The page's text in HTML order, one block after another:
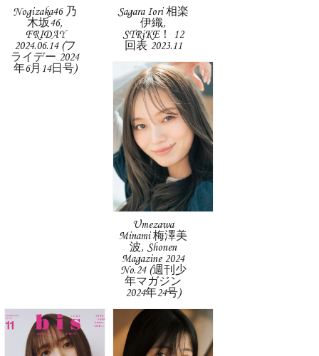
Nogizaka46 乃
木坂46,
FRIDAY
2024.06.14 (フ
ライデー 2024
年6月14日号)
Sagara Iori 相楽
伊織,
STRiKE！ 12
回表 2023.11
Umezawa
Minami 梅澤美
波, Shonen
Magazine 2024
No.24 (週刊少
年マガジン
2024年24号)